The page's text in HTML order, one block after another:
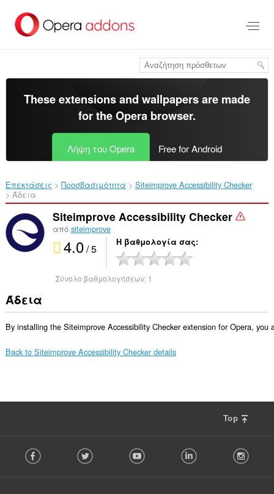
στο
κύριο
These extensions and wallpapers are made
for theOpera browser.
Λήψη του Opera Free for Android
Επεκτάσεις Προσβασιμότητα
Siteimprove Accessibility Checker‎
Άδεια
Siteimprove Accessibility Checker
από siteimprove
4.0/ 5 Η βαθμολογία σας
Σύνολο βαθμολογήσεων: 1
Άδεια
By installing the Siteimprove Accessibility Checker extension for Opera,
Back to Siteimprove Accessibility Checker details
Top
o Facebook Twitter Youtube LinkedIn